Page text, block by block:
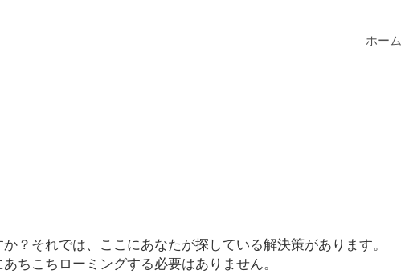
ホーム
？それでは、ここにあなたが探している解決策があります。
ちこちローミングする必要はありません。